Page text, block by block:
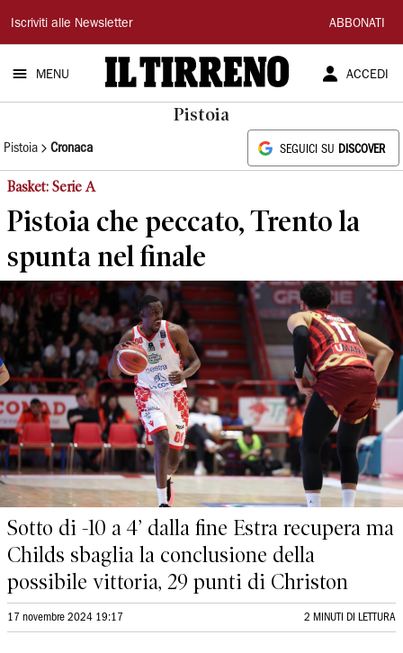
Il
Tirreno
Iscriviti alle Newsletter ABBONATI
MENU ACCEDI
Pistoia
Pistoia Cronaca SEGUICI SU DISCOVER
Basket: Serie A
Pistoia che peccato, Trento la
spunta nel finale
Sotto di -10 a 4’ dalla fine Estra recupera ma
Childs sbaglia la conclusione della
possibile vittoria, 29 punti di Christon
17 novembre 2024 19:17 2 MINUTI DI LETTURA